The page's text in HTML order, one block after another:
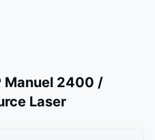
Manuel 2400 /
Laser